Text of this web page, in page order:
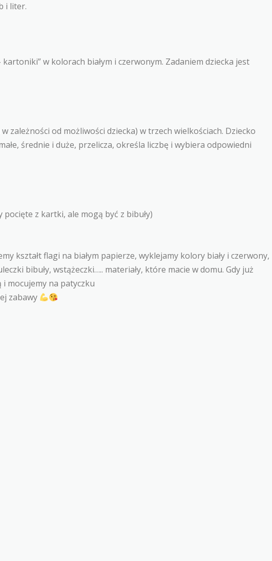
i liter.
w kolorach białym i czerwonym. Zadaniem dziecka jest
zależności od możliwości dziecka) w trzech wielkościach. Dziecko
średnie i duże, przelicza, określa liczbę i wybiera odpowiedni
pocięte z kartki, ale mogą być z bibuły)
kształt flagi na białym papierze, wyklejamy kolory biały i czerwony,
bibuły, wstążeczki….. materiały, które macie w domu. Gdy już
i mocujemy na patyczku
zabawy